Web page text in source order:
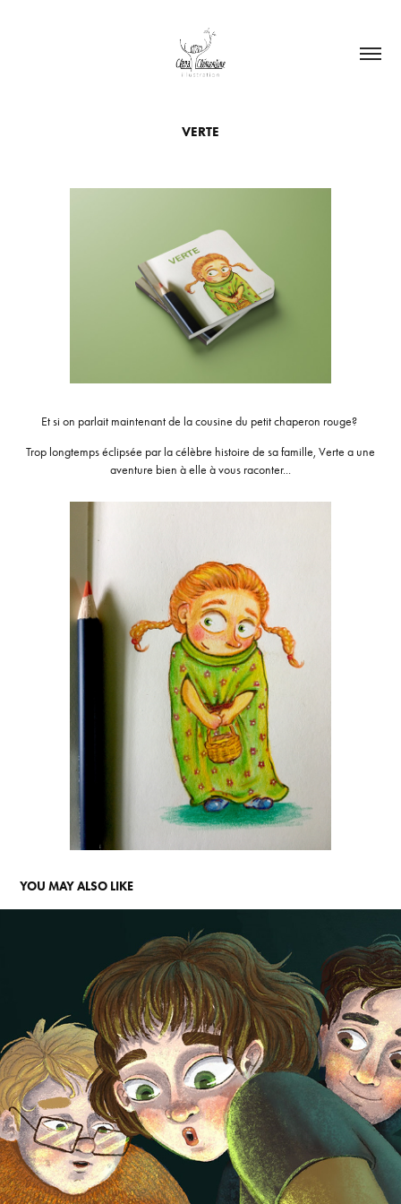
VERTE
Et si on parlait maintenant de la cousine du petit chaperon rouge?
Trop longtemps éclipsée par la célèbre histoire de sa famille, Verte a une
aventure bien à elle à vous raconter...
YOU MAY ALSO LIKE
GEORGE LUCY ET ANTHONY